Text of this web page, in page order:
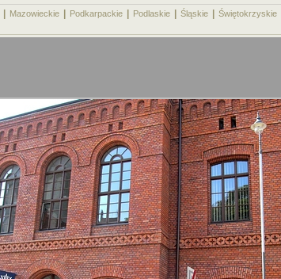
Mazowieckie Podkarpackie Podlaskie Śląskie Świętokrzyskie